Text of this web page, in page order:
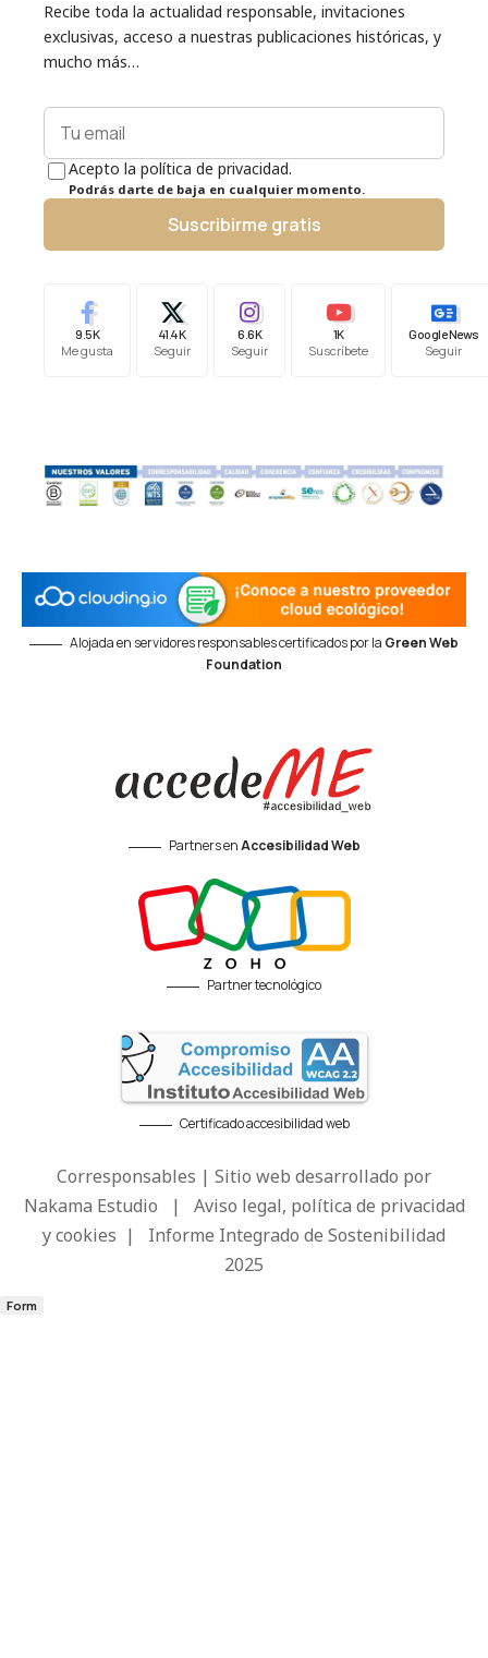
Recibe toda la actualidad responsable, invitaciones
exclusivas, acceso a nuestras publicaciones históricas, y
mucho más…
Acepto la política de privacidad.
Podrás darte de baja en cualquier momento.
Suscribirme gratis
9.5K
Me gusta
41.4K
Seguir
6.6K
Seguir
1K
Suscríbete
Google News
Seguir
Alojada en servidores responsables certificados por la Green Web
Foundation
Partners enAccesibilidad Web
Partner tecnológico
Certificado accesibilidad web
Corresponsables | Sitio web desarrollado por
Nakama Estudio | Aviso legal, política de privacidad
y cookies | Informe Integrado de Sostenibilidad
2025
Form